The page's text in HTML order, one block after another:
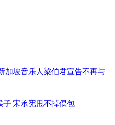
加坡音乐人梁伯君宣告不再与
子 宋承宪甩不掉偶包